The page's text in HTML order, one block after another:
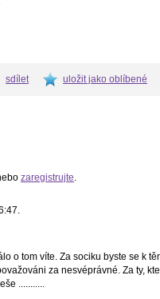
sdílet uložit jako oblíbené
zaregistrujte.
o tom víte. Za sociku byste se k
za nesvéprávné. Za ty,
...........